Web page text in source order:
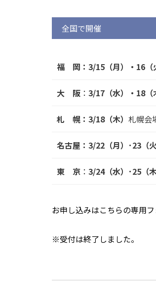
全国で開催
福 岡：3/15（月）・16（
大 阪 ： 3/17（水）・18（
札 幌：3/18（木） 札幌会
名古屋：3/22（月）･23（火
東 京 ： 3/24（水）･25（木
お申し込みはこちらの専用
※受付は終了しました。